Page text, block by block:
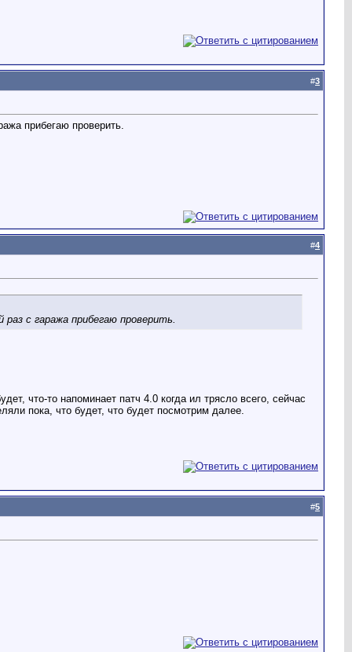
#3
прибегаю проверить.
#4
с гаража прибегаю проверить.
что-то напоминает патч 4.0 когда ил трясло всего, сейчас
пока, что будет, что будет посмотрим далее.
#5